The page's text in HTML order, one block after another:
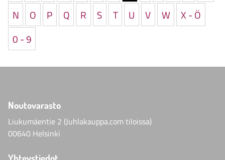
N
O P Q R S T U V W
X - Ö
0 - 9
Noutovarasto
Liukumäentie 2 (Juhlakauppa.com tiloissa)
00640 Helsinki